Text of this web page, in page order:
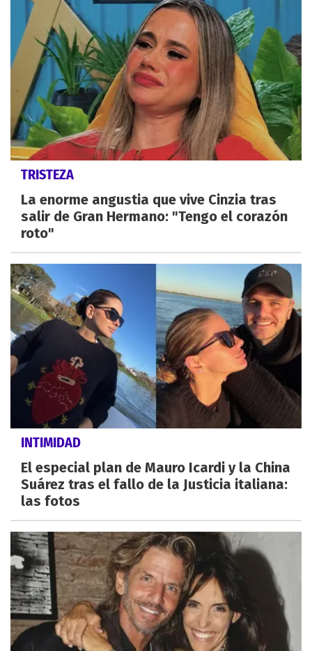
TRISTEZA
La enorme angustia que vive Cinzia tras
salir de Gran Hermano: "Tengo el corazón
roto"
INTIMIDAD
El especial plan de Mauro Icardi y la China
Suárez tras el fallo de la Justicia italiana:
las fotos